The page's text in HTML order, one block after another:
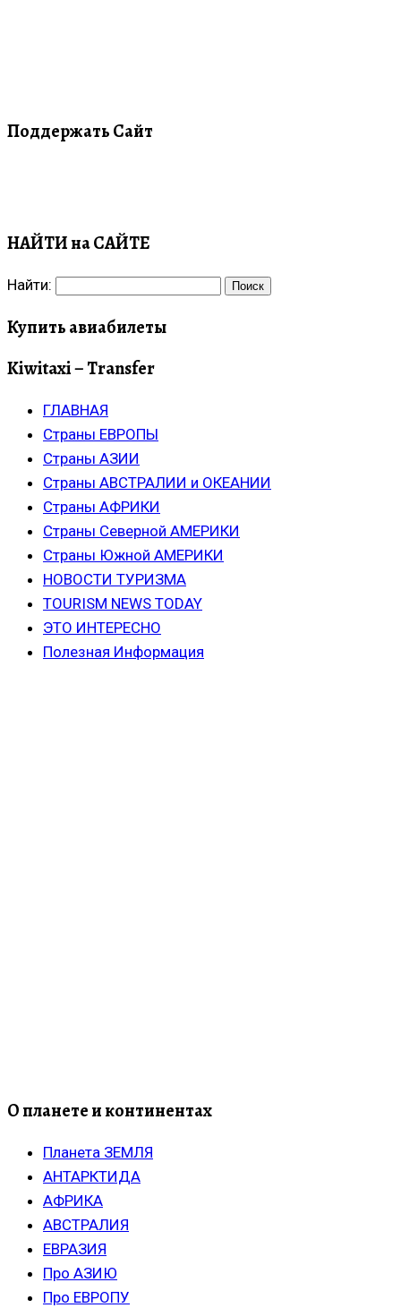
Поддержать Сайт
НАЙТИ на САЙТЕ
Найти:
Купить авиабилеты
Kiwitaxi – Transfer
ГЛАВНАЯ
Страны ЕВРОПЫ
Страны АЗИИ
Страны АВСТРАЛИИ и ОКЕАНИИ
Страны АФРИКИ
Страны Северной АМЕРИКИ
Страны Южной АМЕРИКИ
НОВОСТИ ТУРИЗМА
TOURISM NEWS TODAY
ЭТО ИНТЕРЕСНО
Полезная Информация
О планете и континентах
Планета ЗЕМЛЯ
АНТАРКТИДА
АФРИКА
АВСТРАЛИЯ
ЕВРАЗИЯ
Про АЗИЮ
Про ЕВРОПУ